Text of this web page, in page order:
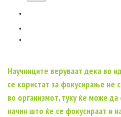
Научниците веруваат дека во
се користат за фокусирање не
во организмот, туку ќе може да
начин што ќе се фокусираат и